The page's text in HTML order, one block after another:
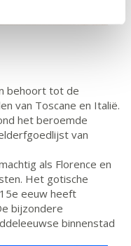
behoort tot de
van Toscane en Italië.
het beroemde
van
als Florence en
Het gotische
eeuw heeft
bijzondere
binnenstad